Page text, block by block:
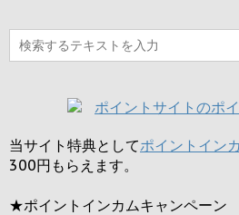
当サイト特典としてポイントイン
300円 もらえます。
★ポイントインカムキャンペーン